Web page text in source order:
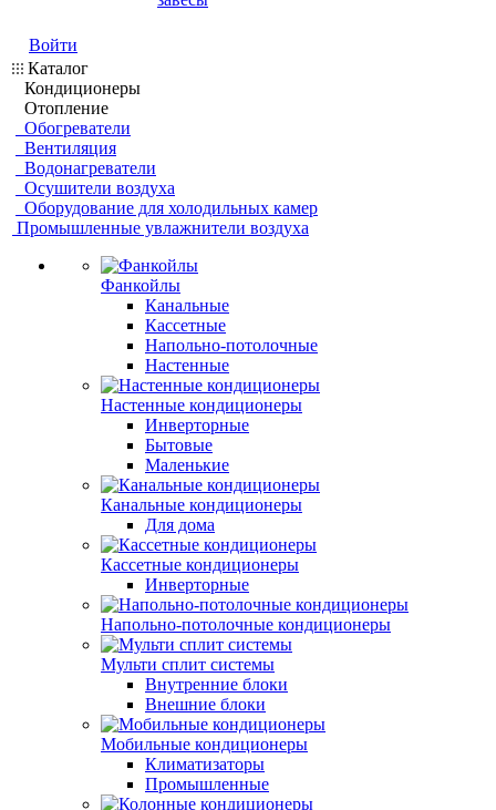
Войти
Каталог
Кондиционеры
Отопление
Обогреватели
Вентиляция
Водонагреватели
Осушители воздуха
Оборудование для холодильных камер
Промышленные увлажнители воздуха
Фанкойлы
Канальные
Кассетные
Напольно-потолочные
Настенные
Настенные кондиционеры
Инверторные
Бытовые
Маленькие
Канальные кондиционеры
Для дома
Кассетные кондиционеры
Инверторные
Напольно-потолочные кондиционеры
Мульти сплит системы
Внутренние блоки
Внешние блоки
Мобильные кондиционеры
Климатизаторы
Промышленные